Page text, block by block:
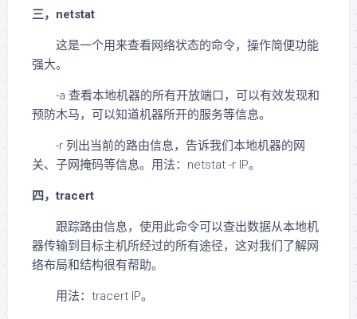
三，netstat
这是一个用来查看网络状态的命令，操作简便功能
强大。
-a 查看本地机器的所有开放端口，可以有效发现和
预防木马，可以知道机器所开的服务等信息。
-r 列出当前的路由信息，告诉我们本地机器的网
关、子网掩码等信息。用法：netstat -r IP。
四，tracert
跟踪路由信息，使用此命令可以查出数据从本地机
器传输到目标主机所经过的所有途径，这对我们了解网
络布局和结构很有帮助。
用法：tracert IP。